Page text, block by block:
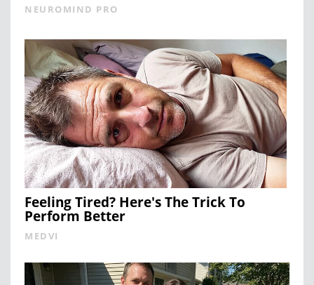
NEUROMIND PRO
Feeling Tired? Here's The Trick To
Perform Better
MEDVI